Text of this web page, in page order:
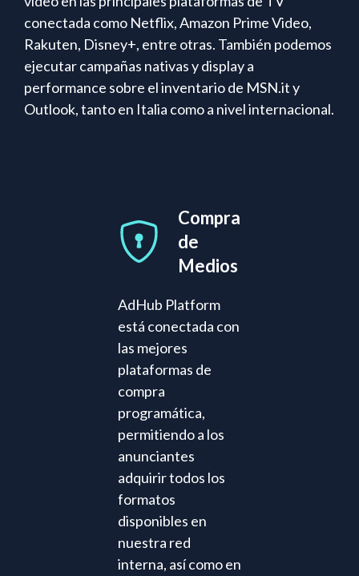
conectada como Netflix, Amazon Prime Video,
Rakuten, Disney+, entre otras. También podemos
ejecutar campañas nativas y display a
performance sobre el inventario de MSN.it y
Outlook, tanto en Italia como a nivel internacional.
Compra
de
Medios
AdHub Platform
está conectada con
las mejores
plataformas de
compra
programática,
permitiendo a los
anunciantes
adquirir todos los
formatos
disponibles en
nuestra red
interna, así como en